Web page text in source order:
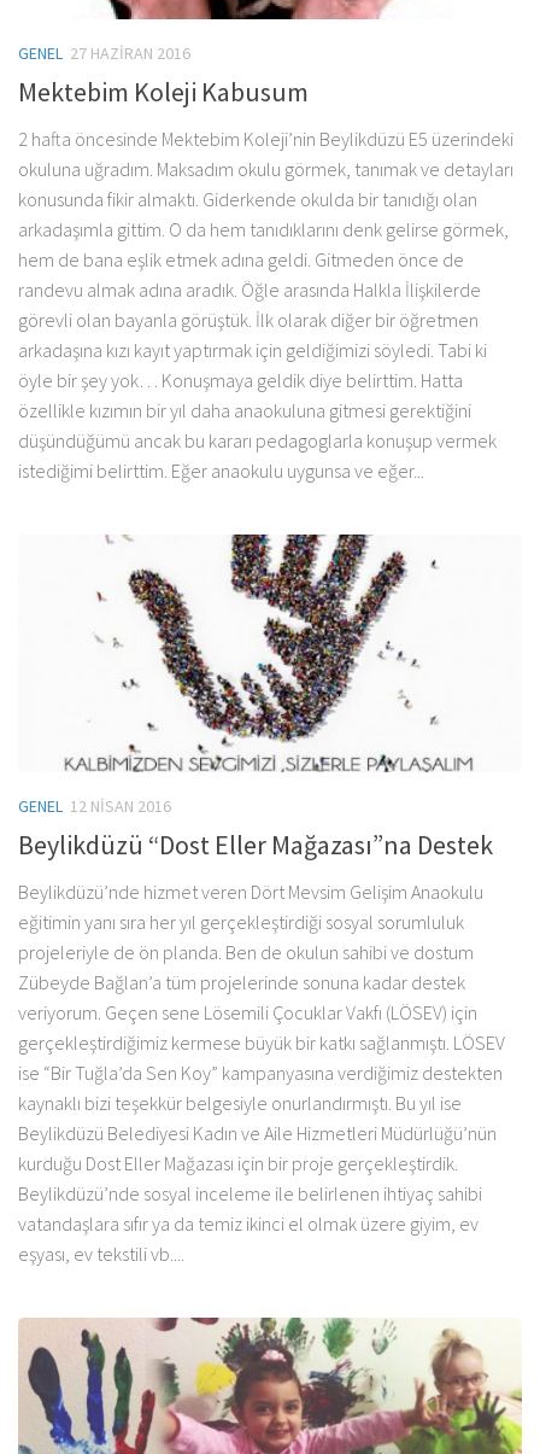
GENEL 27 HAZIRAN 2016
Mektebim Koleji Kabusum
2 hafta öncesinde Mektebim Koleji’nin Beylikdüzü E5 üzerindeki
okuluna uğradım. Maksadım okulu görmek, tanımak ve detayları
konusunda fikir almaktı. Giderkende okulda bir tanıdığı olan
arkadaşımla gittim. O da hem tanıdıklarını denk gelirse görmek,
hem de bana eşlik etmek adına geldi. Gitmeden önce de
randevu almak adına aradık. Öğle arasında Halkla İlişkilerde
görevli olan bayanla görüştük. İlk olarak diğer bir öğretmen
arkadaşına kızı kayıt yaptırmak için geldiğimizi söyledi. Tabi ki
öyle bir şey yok… Konuşmaya geldik diye belirttim. Hatta
özellikle kızımın bir yıl daha anaokuluna gitmesi gerektiğini
düşündüğümü ancak bu kararı pedagoglarla konuşup vermek
istediğimi belirttim. Eğer anaokulu uygunsa ve eğer...
GENEL 12 NISAN 2016
Beylikdüzü “Dost Eller Mağazası”na Destek
Beylikdüzü’nde hizmet veren Dört Mevsim Gelişim Anaokulu
eğitimin yanı sıra her yıl gerçekleştirdiği sosyal sorumluluk
projeleriyle de ön planda. Ben de okulun sahibi ve dostum
Zübeyde Bağlan’a tüm projelerinde sonuna kadar destek
veriyorum. Geçen sene Lösemili Çocuklar Vakfı (LÖSEV) için
gerçekleştirdiğimiz kermese büyük bir katkı sağlanmıştı. LÖSEV
ise “Bir Tuğla’da Sen Koy” kampanyasına verdiğimiz destekten
kaynaklı bizi teşekkür belgesiyle onurlandırmıştı. Bu yıl ise
Beylikdüzü Belediyesi Kadın ve Aile Hizmetleri Müdürlüğü’nün
kurduğu Dost Eller Mağazası için bir proje gerçekleştirdik.
Beylikdüzü’nde sosyal inceleme ile belirlenen ihtiyaç sahibi
vatandaşlara sıfır ya da temiz ikinci el olmak üzere giyim, ev
eşyası, ev tekstili vb....